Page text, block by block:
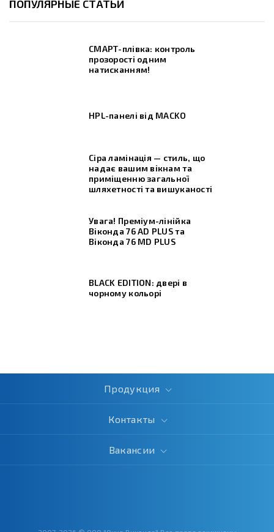
ПОПУЛЯРНЫЕ СТАТЬИ
СМАРТ-плівка: контроль
прозорості одним
натисканням!
HPL-панелі від MACKO
Сіра ламінація — стиль, що
надає вашим вікнам та
приміщенню загальної
шляхетності та вишуканості
Увага! Преміум-лінійка
Віконда 76 AD PLUS та
Віконда 76 МD PLUS
BLACK EDITION: двері в
чорному кольорі
Продукция
Контакты
Вакансии